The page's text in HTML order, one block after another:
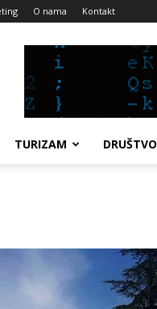
O nama Kontakt
TURIZAM DRUŠTVO